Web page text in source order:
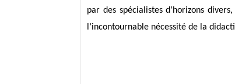
par des spécialistes d’horizons
l’incontournable nécessité de la